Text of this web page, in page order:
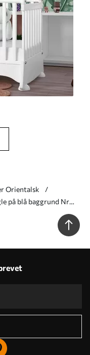
Orientalsk
på blå baggrund Nr.